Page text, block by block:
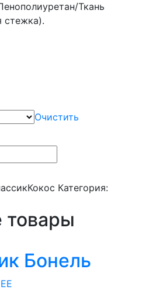
Ткань
стежка).
Очистить
Категория:
Бонель